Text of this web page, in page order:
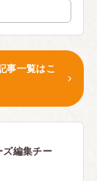
事一覧はこ
ズ編集チー